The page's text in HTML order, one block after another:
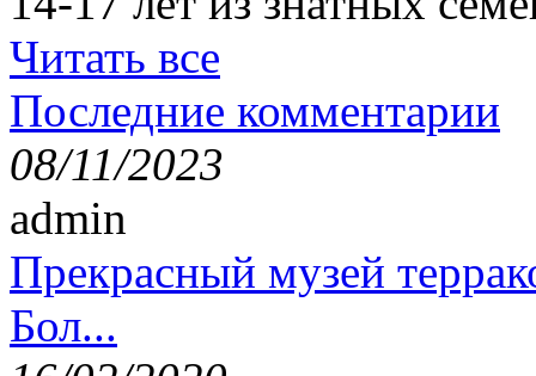
Читать все
Последние комментарии
08/11/2023
admin
Прекрасный музей
Бол...